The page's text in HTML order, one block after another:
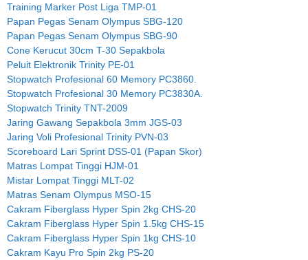
Training Marker Post Liga TMP-01
Papan Pegas Senam Olympus SBG-120
Papan Pegas Senam Olympus SBG-90
Cone Kerucut 30cm T-30 Sepakbola
Peluit Elektronik Trinity PE-01
Stopwatch Profesional 60 Memory PC3860.
Stopwatch Profesional 30 Memory PC3830A.
Stopwatch Trinity TNT-2009
Jaring Gawang Sepakbola 3mm JGS-03
Jaring Voli Profesional Trinity PVN-03
Scoreboard Lari Sprint DSS-01 (Papan Skor)
Matras Lompat Tinggi HJM-01
Mistar Lompat Tinggi MLT-02
Matras Senam Olympus MSO-15
Cakram Fiberglass Hyper Spin 2kg CHS-20
Cakram Fiberglass Hyper Spin 1.5kg CHS-15
Cakram Fiberglass Hyper Spin 1kg CHS-10
Cakram Kayu Pro Spin 2kg PS-20